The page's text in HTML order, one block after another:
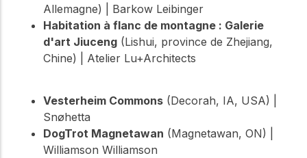
Allemagne) | Barkow Leibinger
Habitation à flanc de montagne : Galerie
d'art Jiuceng (Lishui, province de Zhejiang,
Chine) | Atelier Lu+Architects
Vesterheim Commons (Decorah, IA, USA) |
Snøhetta
DogTrot Magnetawan (Magnetawan, ON) |
Williamson Williamson